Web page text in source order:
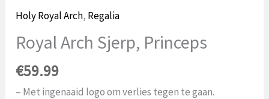
Holy Royal Arch, Regalia
Royal Arch Sjerp, Princeps
€59.99
– Met ingenaaid logo om verlies tegen te gaan.